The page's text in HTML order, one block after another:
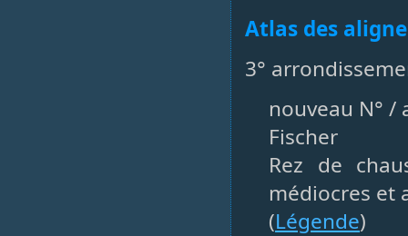
Atlas des
3°
nouveau N° /
Fischer
Rez de
médiocres et
(Légende)